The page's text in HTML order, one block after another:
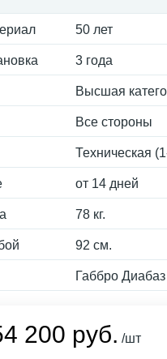
50 лет
3 года
Высшая
Все стороны
Техническая
от 14 дней
78 кг.
92 см.
Габбро Диабаз
200 руб. /шт